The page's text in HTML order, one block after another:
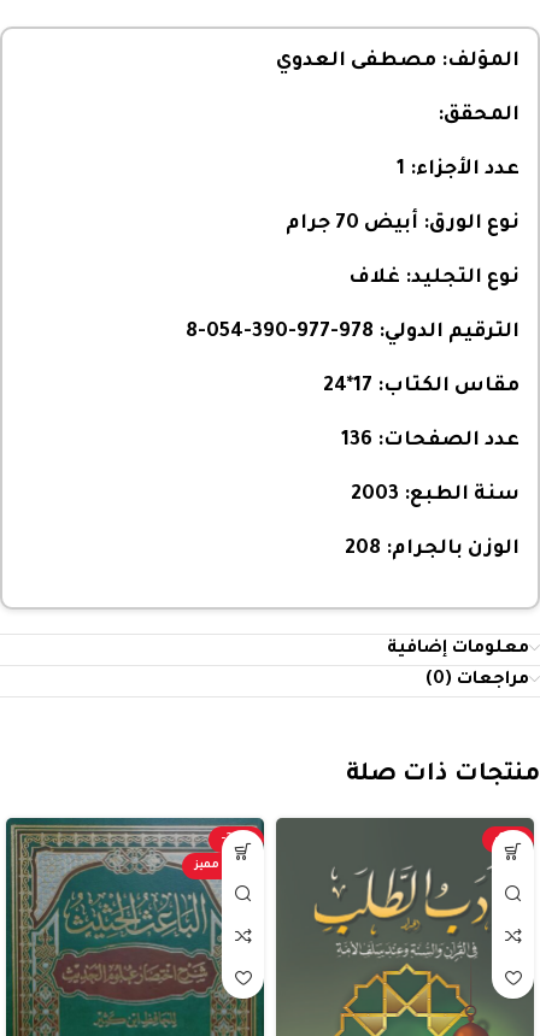
المؤلف: مصطفى العدوي
المحقق:
عدد الأجزاء:
نوع الورق: أبيض 70 جرام
نوع التجليد: غلاف
الترقيم الدولي:
مقاس الكتاب:
عدد الصفحات:
سنة الطبع:
الوزن بالجرام:
معلومات إضافية
مراجعات (0)
منتجات ذات صلة
-18%
-20%
عرض مميز